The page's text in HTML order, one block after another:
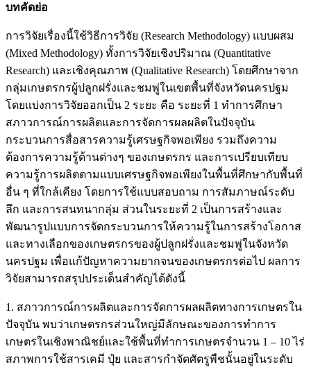
บทคัดย่อ
การวิจัยเรื่องนี้ใช้วิธีการวิจัย (Research Methodology) แบบผสม
(Mixed Methodology) ทั้งการวิจัยเชิงปริมาณ (Quantitative
Research) และเชิงคุณภาพ (Qualitative Research) โดยศึกษาจาก
กลุ่มเกษตรกรผู้ปลูกฝรั่งและชมพู่ในเขตพื้นที่จังหวัดนครปฐม
โดยแบ่งการวิจัยออกเป็น 2 ระยะ คือ ระยะที่ 1 ทำการศึกษา
สภาวการณ์การผลิตและการจัดการผลผลิตในปัจจุบัน
กระบวนการสื่อสารความรู้เศรษฐกิจพอเพียง รวมถึงความ
ต้องการความรู้ด้านต่างๆ ของเกษตรกร และการเปรียบเทียบ
ความรู้การผลิตตามแบบเศรษฐกิจพอเพียงในพื้นที่ศึกษากับพื้นที่
อื่น ๆ ที่ใกล้เคียง โดยการใช้แบบสอบถาม การสัมภาษณ์ระดับ
ลึก และการสนทนากลุ่ม ส่วนในระยะที่ 2 เป็นการสร้างและ
พัฒนารูปแบบการจัดกระบวนการให้ความรู้ในการสร้างโอกาส
และทางเลือกของเกษตรกรของผู้ปลูกฝรั่งและชมพู่ในจังหวัด
นครปฐม เพื่อแก้ปัญหาความยากจนของเกษตรกรต่อไป ผลการ
วิจัยสามารถสรุปประเด็นสำคัญได้ดังนี้
1. สภาวการณ์การผลิตและการจัดการผลผลิตทางการเกษตรใน
ปัจจุบัน พบว่าเกษตรกรส่วนใหญ่มีลักษณะของการทำการ
เกษตรในเชิงพาณิชย์และใช้พื้นที่ทำการเกษตรจำนวน 1 – 10 ไร่
สภาพการใช้สารเคมี ปุ๋ย และสารกำจัดศัตรูพืชนั้นอยู่ในระดับ